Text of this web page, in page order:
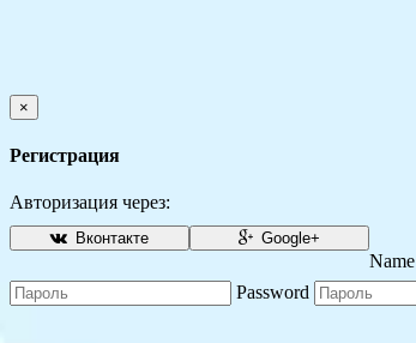
×
Регистрация
Авторизация через:
Вконтакте Google+
Name
Password